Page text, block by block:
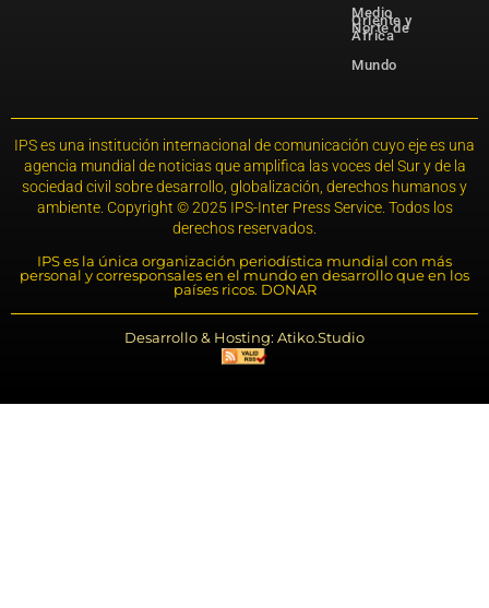
Medio
Oriente y
Norte de
África
Mundo
IPS es una institución internacional de comunicación cuyo eje es una
agencia mundial de noticias que amplifica las voces del Sur y de la
sociedad civil sobre desarrollo, globalización, derechos humanos y
ambiente. Copyright © 2025 IPS-Inter Press Service. Todos los
derechos reservados.
IPS es la única organización periodística mundial con más
personal y corresponsales en el mundo en desarrollo que en los
países ricos. DONAR
Desarrollo & Hosting: Atiko.Studio